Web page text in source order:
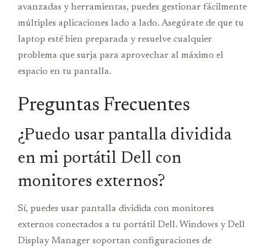
avanzadas y herramientas, puedes gestionar fácilmente
múltiples aplicaciones lado a lado. Asegúrate de que tu
laptop esté bien preparada y resuelve cualquier
problema que surja para aprovechar al máximo el
espacio en tu pantalla.
Preguntas Frecuentes
¿Puedo usar pantalla dividida
en mi portátil Dell con
monitores externos?
Sí, puedes usar pantalla dividida con monitores
externos conectados a tu portátil Dell. Windows y Dell
Display Manager soportan configuraciones de